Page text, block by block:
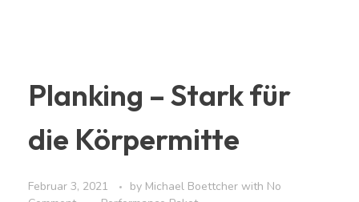
Planking – Stark für
die Körpermitte
Februar 3, 2021 by Michael Boettcher with No